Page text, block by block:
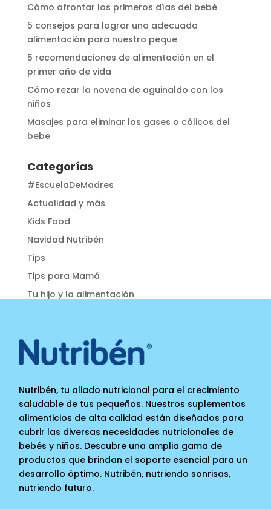
Cómo afrontar los primeros días del bebé
5 consejos para lograr una adecuada
alimentación para nuestro peque
5 recomendaciones de alimentación en el
primer año de vida
Cómo rezar la novena de aguinaldo con los
niños
Masajes para eliminar los gases o cólicos del
bebe
Categorías
#EscuelaDeMadres
Actualidad y más
Kids Food
Navidad Nutribén
Tips
Tips para Mamá
Tu hijo y la alimentación
Nutribén, tu aliado nutricional para el crecimiento
saludable de tus pequeños. Nuestros suplementos
alimenticios de alta calidad están diseñados para
cubrir las diversas necesidades nutricionales de
bebés y niños. Descubre una amplia gama de
productos que brindan el soporte esencial para un
desarrollo óptimo. Nutribén, nutriendo sonrisas,
nutriendo futuro.